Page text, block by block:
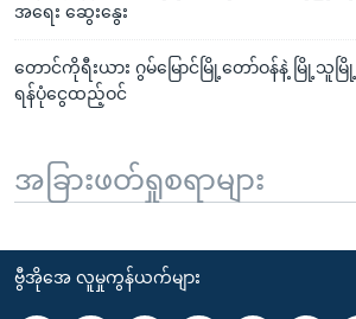
အရေး ဆွေးနွေး
တောင်ကိုရီးယား ဂွမ်မြောင်မြို့တော်ဝန်နဲ့ မြို့သူမြို့သ
ရန်ပုံငွေထည့်ဝင်
အခြားဖတ်ရှုစရာများ
ဗွီအိုအေ လူမှုကွန်ယက်များ